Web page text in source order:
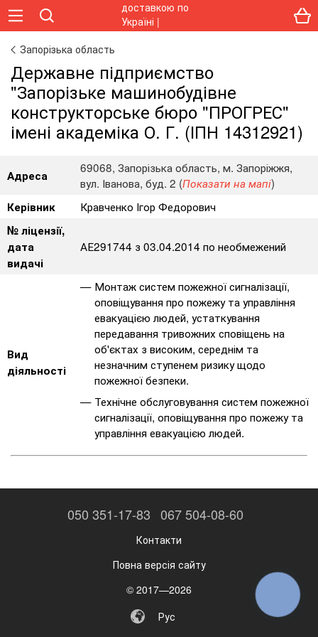
Запорізька область
Державне підприємство
"Запорізьке машинобудівне
конструкторське бюро "ПРОГРЕС"
імені академіка О. Г. (ІПН 14312921)
Адреса
69068, Запорізька область, м. Запоріжжя,
вул. Іванова, буд. 2 (Показати на мапі)
Керівник
Кравченко Ігор Федорович
№ ліцензії,
дата
видачі
АЕ291744 з 03.04.2014 по необмежений
Вид
діяльності
Монтаж систем пожежної сигналізації,
оповіщування про пожежу та управління
евакуацією людей, устаткування
передавання тривожних сповіщень на
об'єктах з високим, середнім та
незначним ступенем ризику щодо
пожежної безпеки.
Технічне обслуговування систем пожежної
сигналізації, оповіщування про пожежу та
управління евакуацією людей.
050 351-17-83 067 504-08-60
Контакти
Повна версія сайту
© 2017—2026
Рус